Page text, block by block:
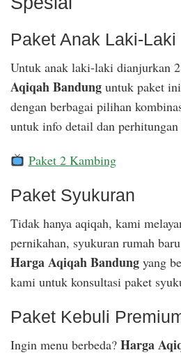
Paket Anak Laki-Laki
Untuk anak laki-laki dianjurkan
Aqiqah Bandung untuk paket
dengan berbagai pilihan
untuk info detail dan
Paket 2 Kambing
Paket Syukuran
Tidak hanya aqiqah, kami
pernikahan, syukuran rumah
Harga Aqiqah Bandung yang
kami untuk konsultasi paket
Paket Kebuli
Ingin menu berbeda? Harga